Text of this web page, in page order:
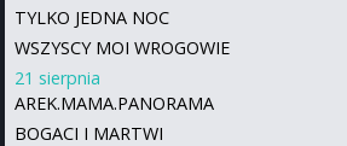
TYLKO JEDNA NOC
WSZYSCY MOI WROGOWIE
21 sierpnia
AREK.MAMA.PANORAMA
BOGACI I MARTWI